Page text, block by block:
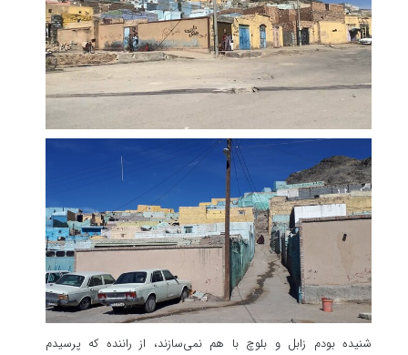
شنیده بودم زابل و بلوچ با هم نمی‌سازند، از راننده که پرسیدم